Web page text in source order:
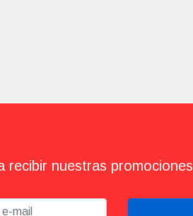
recibir nuestras promociones